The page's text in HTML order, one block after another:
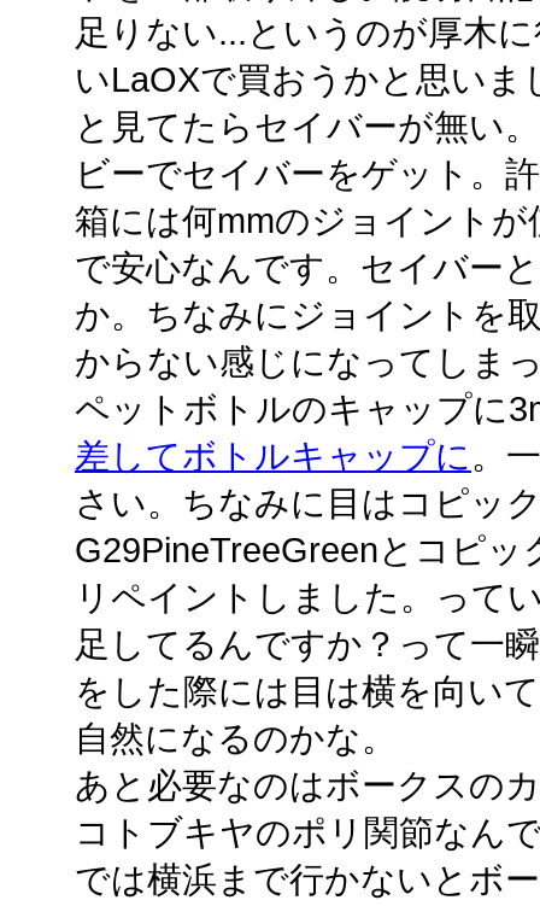
足りない...というのが厚木
いLaOXで買おうかと思い
と見てたらセイバーが無い
ビーでセイバーをゲット。
箱には何mmのジョイント
で安心なんです。セイバー
か。ちなみにジョイントを
からない感じになってしま
ペットボトルのキャップに
差してボトルキャップに 。
さい。ちなみに目はコピッ
G29PineTreeGreenとコピッ
リペイントしました。って
足してるんですか？って一
をした際には目は横を向い
自然になるのかな。
あと必要なのはボークスの
コトブキヤのポリ関節なん
では横浜まで行かないとボ